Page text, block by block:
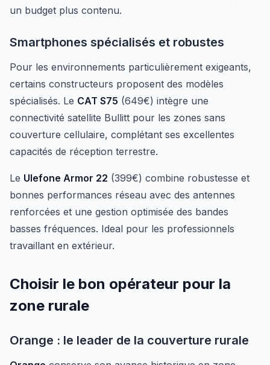
un budget plus contenu.
Smartphones spécialisés et robustes
Pour les environnements particulièrement exigeants,
certains constructeurs proposent des modèles
spécialisés. Le CAT S75 (649€) intègre une
connectivité satellite Bullitt pour les zones sans
couverture cellulaire, complétant ses excellentes
capacités de réception terrestre.
Le Ulefone Armor 22 (399€) combine robustesse et
bonnes performances réseau avec des antennes
renforcées et une gestion optimisée des bandes
basses fréquences. Ideal pour les professionnels
travaillant en extérieur.
Choisir le bon opérateur pour la
zone rurale
Orange : le leader de la couverture rurale